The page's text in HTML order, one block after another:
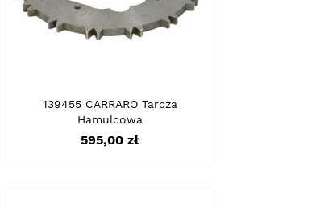
139455 CARRARO Tarcza
Hamulcowa
Cena
595,00 zł